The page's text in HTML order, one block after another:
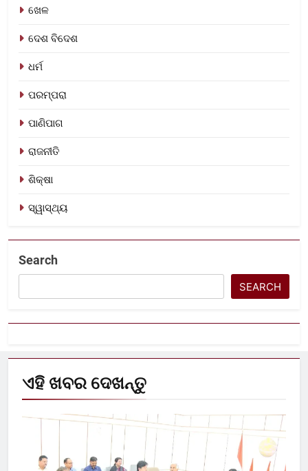
ଖେଳ
ଦେଶ ବିଦେଶ
ଧର୍ମ
ପରମ୍ପରା
ପାଣିପାଗ
ରାଜନୀତି
ଶିକ୍ଷା
ସ୍ୱାସ୍ଥ୍ୟ
Search
SEARCH
ଏହି ଖବର ଦେଖନ୍ତୁ